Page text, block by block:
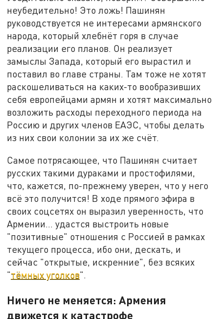
неубедительно! Это ложь! Пашинян
руководствуется не интересами армянского
народа, который хлебнёт горя в случае
реализации его планов. Он реализует
замыслы Запада, который его вырастил и
поставил во главе страны. Там тоже не хотят
раскошеливаться на каких-то вообразивших
себя европейцами армян и хотят максимально
возложить расходы переходного периода на
Россию и других членов ЕАЭС, чтобы делать
из них свои колонии за их же счёт.
Самое потрясающее, что Пашинян считает
русских такими дураками и простофилями,
что, кажется, по-прежнему уверен, что у него
всё это получится! В ходе прямого эфира в
своих соцсетях он выразил уверенность, что
Армении… удастся выстроить новые
"позитивные" отношения с Россией в рамках
текущего процесса, ибо они, дескать, и
сейчас "открытые, искренние", без всяких
"тёмных уголков".
Ничего не меняется: Армения
движется к катастрофе